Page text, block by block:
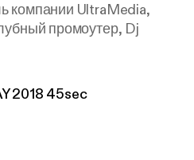
компании UltraMedia,
промоутер, Dj
2018 45sec